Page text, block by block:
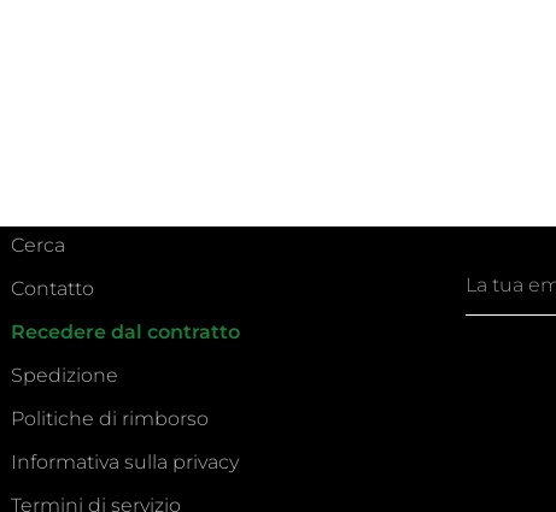
Cerca
Contatto
Recedere dal contratto
Spedizione
Politiche di rimborso
Informativa sulla privacy
Termini di servizio
tua